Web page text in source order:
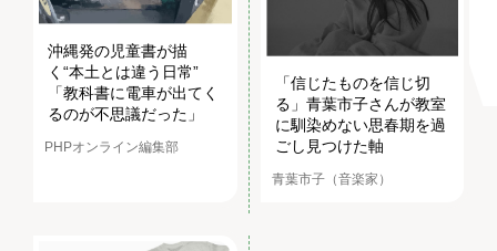
沖縄発の児童書が描
く“本土とは違う日常”
「教科書に電車が出てく
るのが不思議だった」
PHPオンライン編集部
「信じたものを信じ切
る」青葉市子さんが教室
に馴染めない思春期を過
ごし見つけた軸
青葉市子（音楽家）